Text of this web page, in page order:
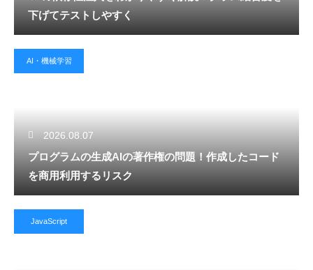
下げてテストしやすく
AI・機械学習
2026.08.07
プログラムの生成AIの著作権の問題！作成したコード
を商用利用するリスク
JavaScript